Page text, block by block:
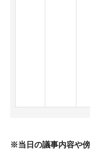
※当日の議事内容や